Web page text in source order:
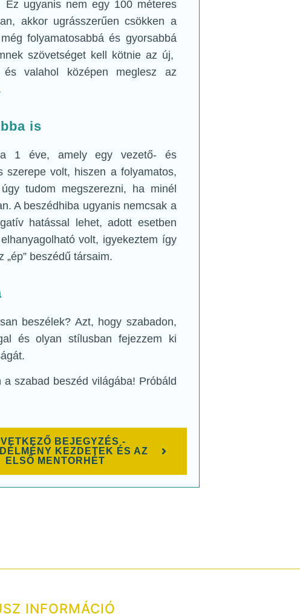
Ez ugyanis nem egy 100 méteres
akkor ugrásszerűen csökken a
folyamatosabbá és gyorsabbá
szövetséget kell kötnie az új,
és valahol középen meglesz az
is
1 éve, amely egy vezető- és
szerepe volt, hiszen a folyamatos,
tudom megszerezni, ha minél
A beszédhiba ugyanis nemcsak a
hatással lehet, adott esetben
volt, igyekeztem így
beszédű társaim.
beszélek? Azt, hogy szabadon,
és olyan stílusban fejezzem ki
szabad beszéd világába! Próbáld
BEJEGYZÉS -
KEZDETEK ÉS AZ
ELSŐ MENTORHÉT
INFORMÁCIÓ